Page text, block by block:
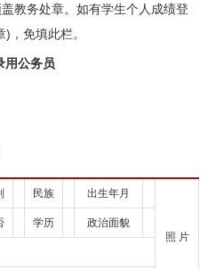
教务处章。如有学生个人成绩登
，免填此栏。
用公务员
民族 出生年月
照 片
学历 政治面貌